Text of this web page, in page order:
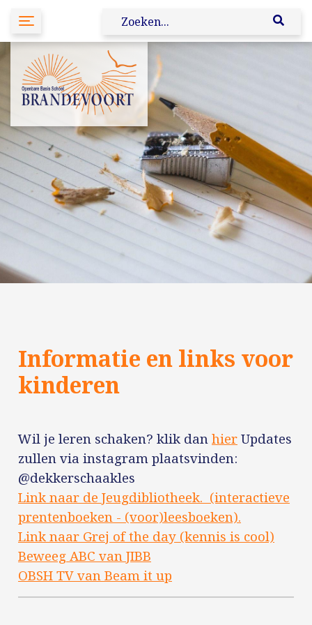
Informatie en links voor
kinderen
Wil je leren schaken? klik dan hier Updates
zullen via instagram plaatsvinden:
@dekkerschaakles
Link naar de Jeugdibliotheek. (interactieve
prentenboeken - (voor)leesboeken).
Link naar Grej of the day (kennis is cool)
Beweeg ABC van JIBB
OBSH TV van Beam it up